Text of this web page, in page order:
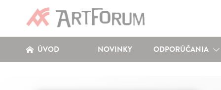
ÚVOD NOVINKY ODPORÚČANIA